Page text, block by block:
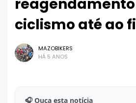
ciclismo até ao
MAZOBIKERS
HÁ 5 ANOS
🎧 Ouça esta notícia